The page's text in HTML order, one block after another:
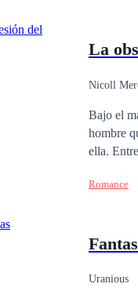
La
Nicoll
Bajo el
hombre
ella. Entre la calidez de su apartamento y la frialdad de los engaños, ambos se sumergen en una atracción
escapar
Romance
Uranious